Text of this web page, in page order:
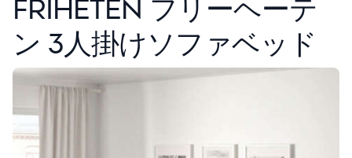
FRIHETEN フリーヘーテ
ン 3人掛けソファベッド